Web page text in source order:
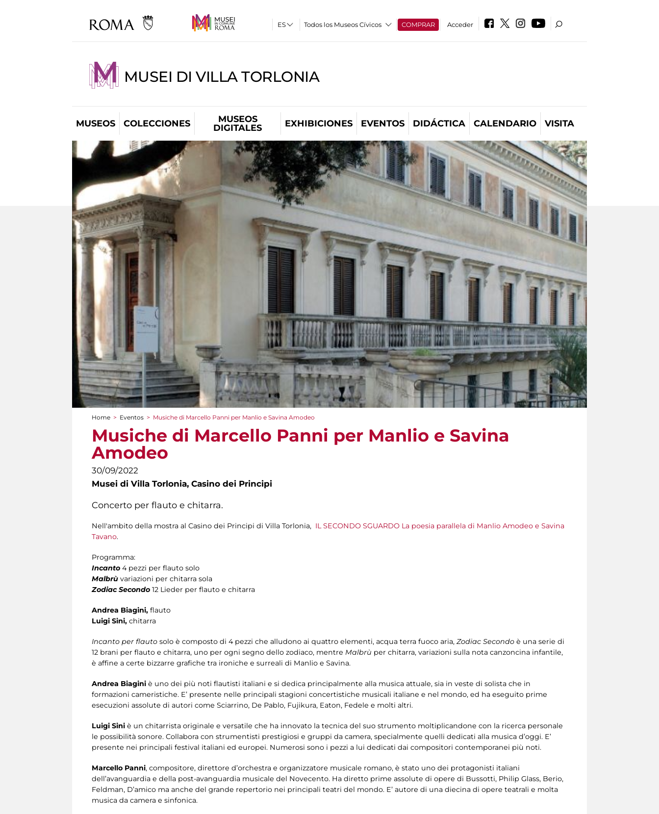
Todos los Museos Cívicos COMPRAR Acceder
MUSEI DI VILLA TORLONIA
MUSEOS COLECCIONES
MUSEOS
DIGITALES
EXHIBICIONES EVENTOS DIDÁCTICA CALENDARIO VISITA
You are here
Home > Eventos > Musiche di Marcello Panni per Manlio e Savina Amodeo
Musiche di Marcello Panni per Manlio e Savina
Amodeo
30/09/2022
Musei di Villa Torlonia, Casino dei Principi
Concerto per flauto e chitarra.
Nell'ambito della mostra al Casino dei Principi di Villa Torlonia, IL SECONDO SGUARDO La poesia parallela di Manlio Amodeo e Savina
Tavano.
Programma:
Incanto 4 pezzi per flauto solo
Malbrù variazioni per chitarra sola
Zodiac Secondo 12 Lieder per flauto e chitarra
Andrea Biagini, flauto
Luigi Sini, chitarra
Incanto per flauto solo è composto di 4 pezzi che alludono ai quattro elementi, acqua terra fuoco aria, Zodiac Secondo è una serie di
12 brani per flauto e chitarra, uno per ogni segno dello zodiaco, mentre Malbrù per chitarra, variazioni sulla nota canzoncina infantile,
è affine a certe bizzarre grafiche tra ironiche e surreali di Manlio e Savina.
Andrea Biagini è uno dei più noti flautisti italiani e si dedica principalmente alla musica attuale, sia in veste di solista che in
formazioni cameristiche. E’ presente nelle principali stagioni concertistiche musicali italiane e nel mondo, ed ha eseguito prime
esecuzioni assolute di autori come Sciarrino, De Pablo, Fujikura, Eaton, Fedele e molti altri.
Luigi Sini è un chitarrista originale e versatile che ha innovato la tecnica del suo strumento moltiplicandone con la ricerca personale
le possibilità sonore. Collabora con strumentisti prestigiosi e gruppi da camera, specialmente quelli dedicati alla musica d’oggi. E’
presente nei principali festival italiani ed europei. Numerosi sono i pezzi a lui dedicati dai compositori contemporanei più noti.
Marcello Panni, compositore, direttore d’orchestra e organizzatore musicale romano, è stato uno dei protagonisti italiani
dell’avanguardia e della post-avanguardia musicale del Novecento. Ha diretto prime assolute di opere di Bussotti, Philip Glass, Berio,
Feldman, D’amico ma anche del grande repertorio nei principali teatri del mondo. E’ autore di una diecina di opere teatrali e molta
musica da camera e sinfonica.